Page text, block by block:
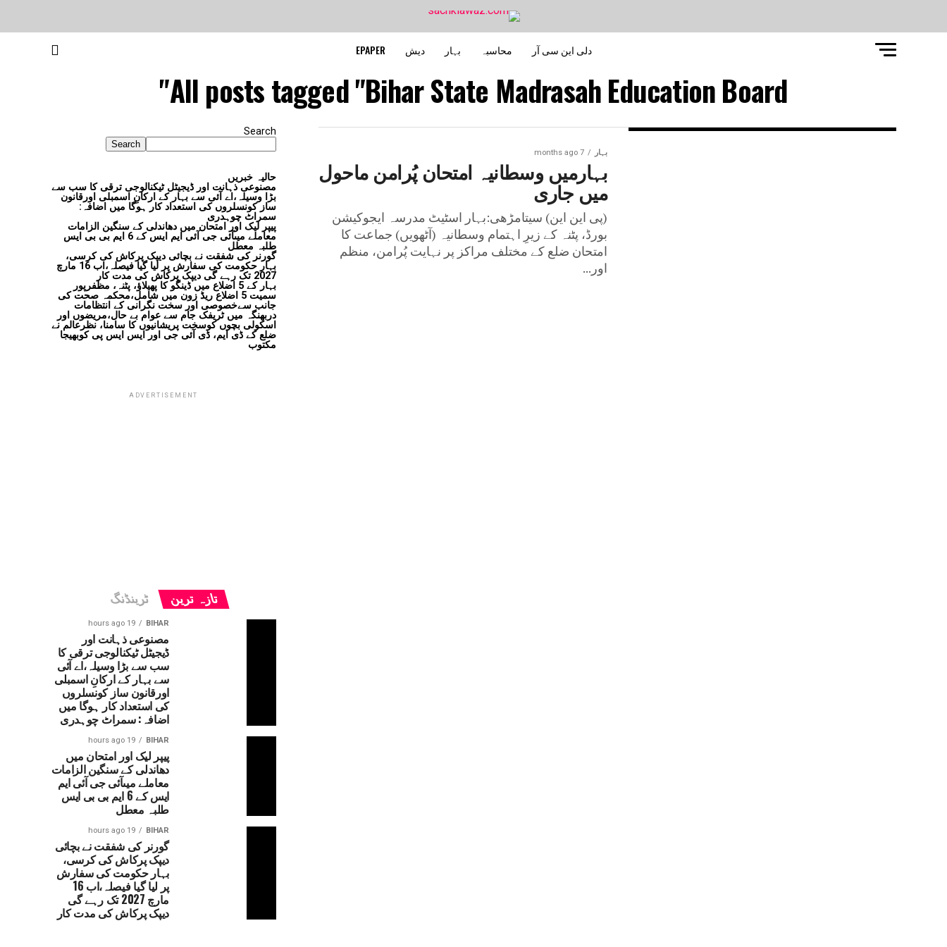
دلی این سی آر محاسبہ بہار دیش EPAPER
All posts tagged "Bihar State Madrasah Education Board"
بہار 7 months ago
بہارمیں وسطانیہ امتحان پُرامن ماحول
میں جاری
(پی این این) سیتامڑھی:بہار اسٹیٹ مدرسہ ایجوکیشن
بورڈ، پٹنہ کے زیرِ اہتمام وسطانیہ (آٹھویں) جماعت کا
امتحان ضلع کے مختلف مراکز پر نہایت پُرامن، منظم
اور...
Search
Search
حالیہ خبریں
مصنوعی ذہانت اور ڈیجیٹل ٹیکنالوجی ترقی کا سب سے
بڑا وسیلہ،اے آئی سے بہار کے ارکانِ اسمبلی اورقانون
ساز کونسلروں کی استعداد کار ہوگا میں اضافہ:
سمراٹ چوہدری
پیپر لیک اور امتحان میں دھاندلی کے سنگین الزامات
معاملے میںآئی جی آئی ایم ایس کے 6 ایم بی بی ایس
طلبہ معطل
گورنر کی شفقت نے بچائی دیپک پرکاش کی کرسی،
بہار حکومت کی سفارش پر لیا گیا فیصلہ،اب 16 مارچ
2027 تک رہے گی دیپک پرکاش کی مدت کار
بہار کے 5 اضلاع میں ڈینگو کا پھیلاؤ، پٹنہ، مظفرپور
سمیت 5 اضلاع ریڈ زون میں شامل،محکمہ صحت کی
جانب سےخصوصی اور سخت نگرانی کے انتظامات
دربھنگہ میں ٹریفک جام سے عوام بے حال،مریضوں اور
اسکولی بچوں کوسخت پریشانیوں کا سامنا، نظرعالم نے
ضلع کے ڈی ایم، ڈی آئی جی اور ایس ایس پی کوبھیجا
مکتوب
ADVERTISEMENT
تازہ ترین ٹرینڈنگ
BIHAR
19 hours ago
مصنوعی ذہانت اور
ڈیجیٹل ٹیکنالوجی ترقی کا
سب سے بڑا وسیلہ،اے آئی
سے بہار کے ارکانِ اسمبلی
اورقانون ساز کونسلروں
کی استعداد کار ہوگا میں
اضافہ: سمراٹ چوہدری
BIHAR
19 hours ago
پیپر لیک اور امتحان میں
دھاندلی کے سنگین الزامات
معاملے میںآئی جی آئی ایم
ایس کے 6 ایم بی بی ایس
طلبہ معطل
BIHAR
19 hours ago
گورنر کی شفقت نے بچائی
دیپک پرکاش کی کرسی،
بہار حکومت کی سفارش
پر لیا گیا فیصلہ،اب 16
مارچ 2027 تک رہے گی
دیپک پرکاش کی مدت کار